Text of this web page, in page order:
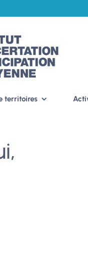
territoires